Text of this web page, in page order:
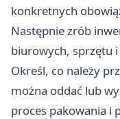
konkretnych
Następnie zrób
biurowych, sprzętu
Określ, co należy
można oddać lub
proces pakowania i